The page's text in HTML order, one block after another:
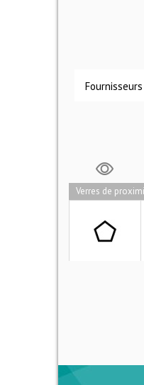
Fournisseurs
Verres de